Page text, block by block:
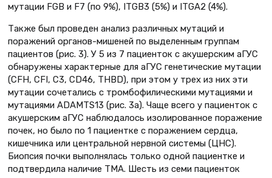
мутации FGB и F7 (по 9%), ITGB3 (5%) и ITGA2 (4%).
Также был проведен анализ различных мутаций и
поражений органов-мишеней по выделенным группам
пациентов (рис. 3). У 5 из 7 пациенток с акушерским аГУС
обнаружены характерные для аГУС генетические мутации
(CFH, CFI, C3, CD46, THBD), при этом у трех из них эти
мутации сочетались с тромбофилическими мутациями и
мутациями ADAMTS13 (рис. 3а). Чаще всего у пациенток с
акушерским аГУС наблюдалось изолированное поражение
почек, но было по 1 пациентке с поражением сердца,
кишечника или центральной нервной системы (ЦНС).
Биопсия почки выполнялась только одной пациентке и
подтвердила наличие ТМА. Шесть из семи пациенток